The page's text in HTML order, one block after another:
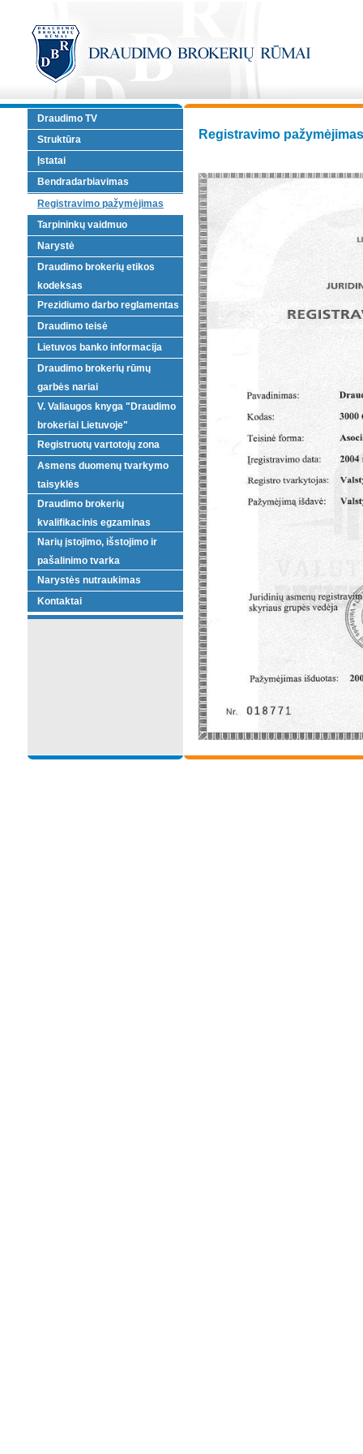
Draudimo TV
Struktūra
Įstatai
Bendradarbiavimas
Registravimo pažymėjimas
Tarpininkų vaidmuo
Narystė
Draudimo brokerių etikos
kodeksas
Prezidiumo darbo reglamentas
Draudimo teisė
Lietuvos banko informacija
Draudimo brokerių rūmų
garbės nariai
V. Valiaugos knyga "Draudimo
brokeriai Lietuvoje"
Registruotų vartotojų zona
Asmens duomenų tvarkymo
taisyklės
Draudimo brokerių
kvalifikacinis egzaminas
Narių įstojimo, išstojimo ir
pašalinimo tvarka
Narystės nutraukimas
Kontaktai
Registravimo pažymėjimas